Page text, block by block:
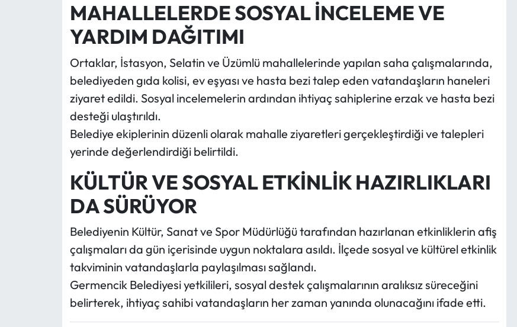
MAHALLELERDE SOSYAL İNCELEME VE
YARDIM DAĞITIMI
Ortaklar, İstasyon, Selatin ve Üzümlü mahallelerinde yapılan saha çalışmalarında,
belediyeden gıda kolisi, ev eşyası ve hasta bezi talep eden vatandaşların haneleri
ziyaret edildi. Sosyal incelemelerin ardından ihtiyaç sahiplerine erzak ve hasta bezi
desteği ulaştırıldı.
Belediye ekiplerinin düzenli olarak mahalle ziyaretleri gerçekleştirdiği ve talepleri
yerinde değerlendirdiği belirtildi.
KÜLTÜR VE SOSYAL ETKİNLİK HAZIRLIKLARI
DA SÜRÜYOR
Belediyenin Kültür, Sanat ve Spor Müdürlüğü tarafından hazırlanan etkinliklerin afiş
çalışmaları da gün içerisinde uygun noktalara asıldı. İlçede sosyal ve kültürel etkinlik
takviminin vatandaşlarla paylaşılması sağlandı.
Germencik Belediyesi yetkilileri, sosyal destek çalışmalarının aralıksız süreceğini
belirterek, ihtiyaç sahibi vatandaşların her zaman yanında olunacağını ifade etti.